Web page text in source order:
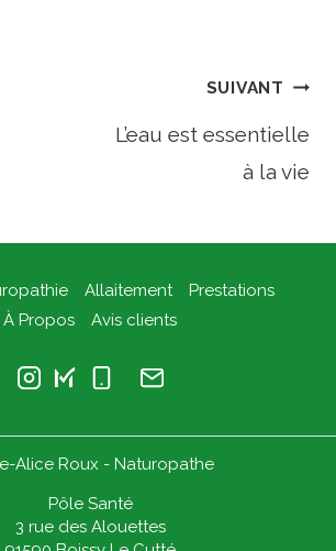
SUIVANT
L’eau est essentielle
à la vie
Allaitement
Prestations
À Propos
Avis clients
Alice Roux - Naturopathe
Pôle Santé
3 rue des Alouettes